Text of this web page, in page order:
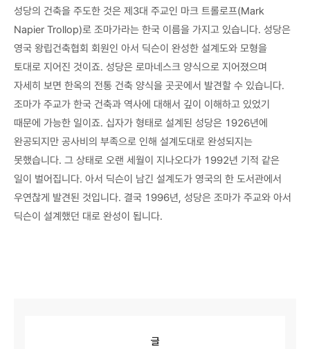
성당의 건축을 주도한 것은 제3대 주교인 마크 트롤로프(Mark
Napier Trollop)로 조마가라는 한국 이름을 가지고 있습니다. 성당은
영국 왕립건축협회 회원인 아서 딕슨이 완성한 설계도와 모형을
토대로 지어진 것이죠. 성당은 로마네스크 양식으로 지어졌으며
자세히 보면 한옥의 전통 건축 양식을 곳곳에서 발견할 수 있습니다.
조마가 주교가 한국 건축과 역사에 대해서 깊이 이해하고 있었기
때문에 가능한 일이죠. 십자가 형태로 설계된 성당은 1926년에
완공되지만 공사비의 부족으로 인해 설계도대로 완성되지는
못했습니다. 그 상태로 오랜 세월이 지나오다가 1992년 기적 같은
일이 벌어집니다. 아서 딕슨이 남긴 설계도가 영국의 한 도서관에서
우연찮게 발견된 것입니다. 결국 1996년, 성당은 조마가 주교와 아서
딕슨이 설계했던 대로 완성이 됩니다.
글